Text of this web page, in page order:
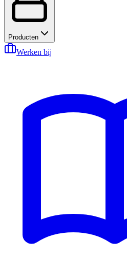
Producten
Werken bij